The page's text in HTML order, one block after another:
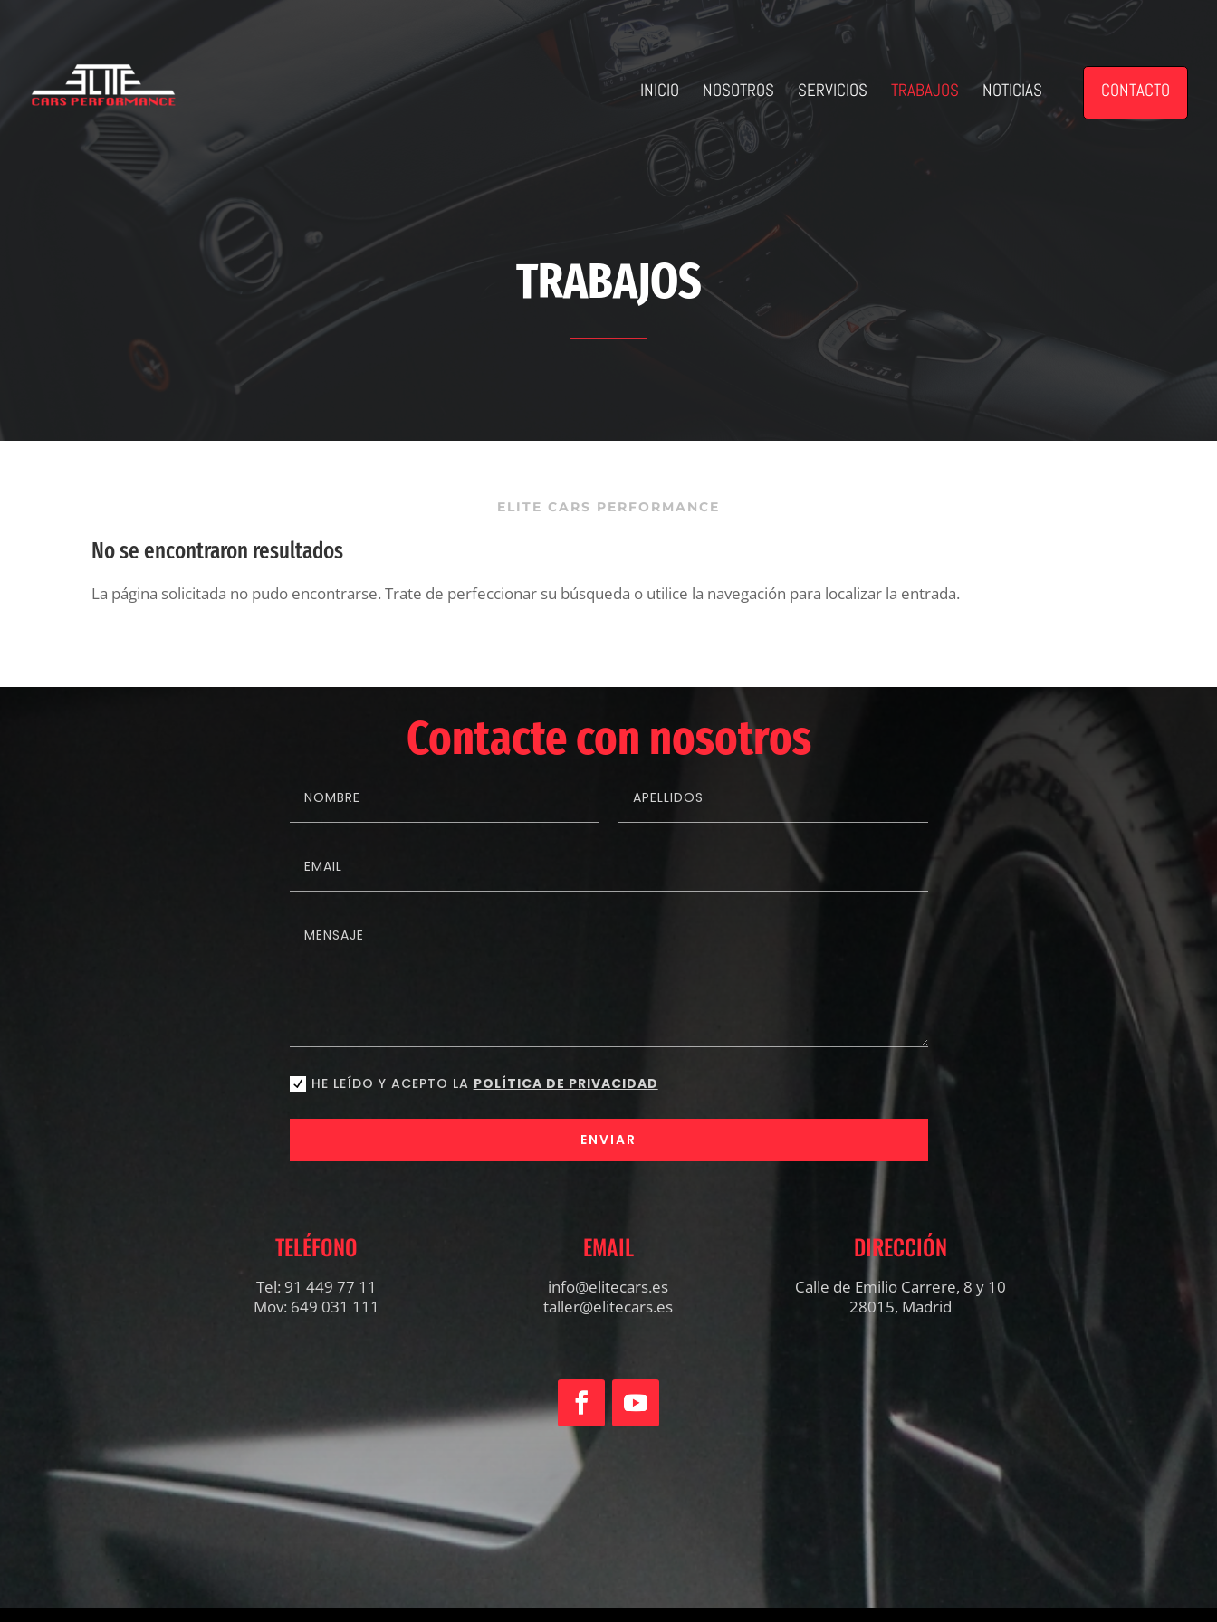
INICIO NOSOTROS SERVICIOS TRABAJOS NOTICIAS CONTACTO
TRABAJOS
————–
ELITE CARS PERFORMANCE
No se encontraron resultados
La página solicitada no pudo encontrarse. Trate de perfeccionar su búsqueda o utilice la navegación para localizar la entrada.
Contacte con nosotros
HE LEÍDO Y ACEPTO LA POLÍTICA DE PRIVACIDAD
ENVIAR
TELÉFONO
Tel: 91 449 77 11
Mov: 649 031 111
EMAIL
info@elitecars.es
taller@elitecars.es
DIRECCIÓN
Calle de Emilio Carrere, 8 y 10
28015, Madrid